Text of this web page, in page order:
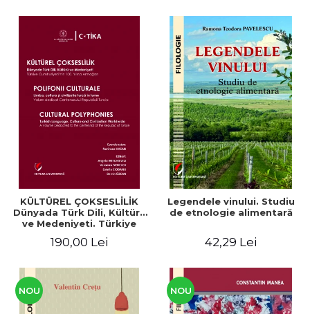
KÜLTÜREL ÇOKSESLİLİK
Dünyada Türk Dili, Kültürü
ve Medeniyeti. Türkiye
Armağan/ POLIFONII
și civilizația turcă în lume.
Centenarului
190,00 Lei
Legendele vinului. Studiu
de etnologie alimentară
42,29 Lei
NOU NOU